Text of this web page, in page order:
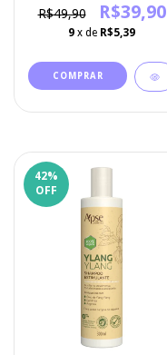
COSMETICOS
R$49,90 R$39,90
9 x de R$5,39
42%
OFF